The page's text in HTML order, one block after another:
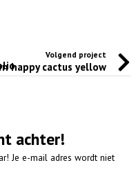
Volgend project
happy cactus yellow
achter!
Je e-mail adres wordt niet